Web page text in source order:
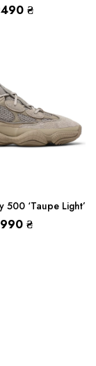
₴
500 ‘Taupe Light’
₴